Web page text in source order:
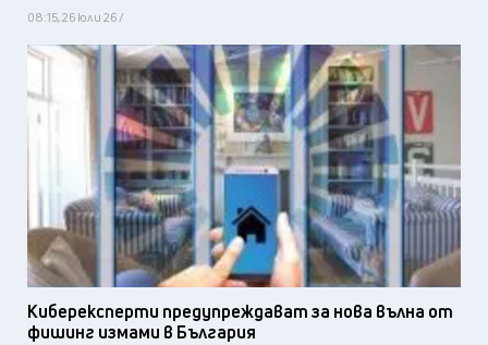
08:15, 26 юли 26 /
Киберексперти предупреждават за нова вълна от
фишинг измами в България